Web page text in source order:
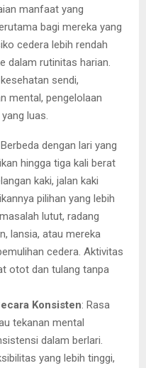
manfaat yang
bagi mereka yang
cedera lebih rendah
dalam rutinitas harian.
sendi,
mental, pengelolaan
luas.
Berbeda dengan lari yang
hingga tiga kali berat
kaki, jalan kaki
pilihan yang lebih
lutut, radang
lansia, atau mereka
cedera. Aktivitas
otot dan tulang tanpa
Konsisten: Rasa
tekanan mental
dalam berlari.
yang lebih tinggi,